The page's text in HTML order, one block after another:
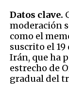
Datos clave.
moderación
como el
suscrito el
Irán, que ha
estrecho de
gradual del